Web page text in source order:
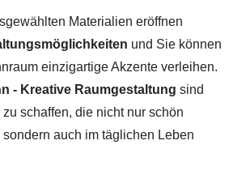
Materialien eröffnen
und Sie können
einzigartige Akzente verleihen.
- Kreative Raumgestaltung sind
schaffen, die nicht nur schön
auch im täglichen Leben